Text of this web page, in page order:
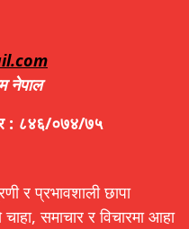
नेपाल
: ८४६/०७४/७५
र प्रभावशाली छापा
समाचार र विचारमा आहा